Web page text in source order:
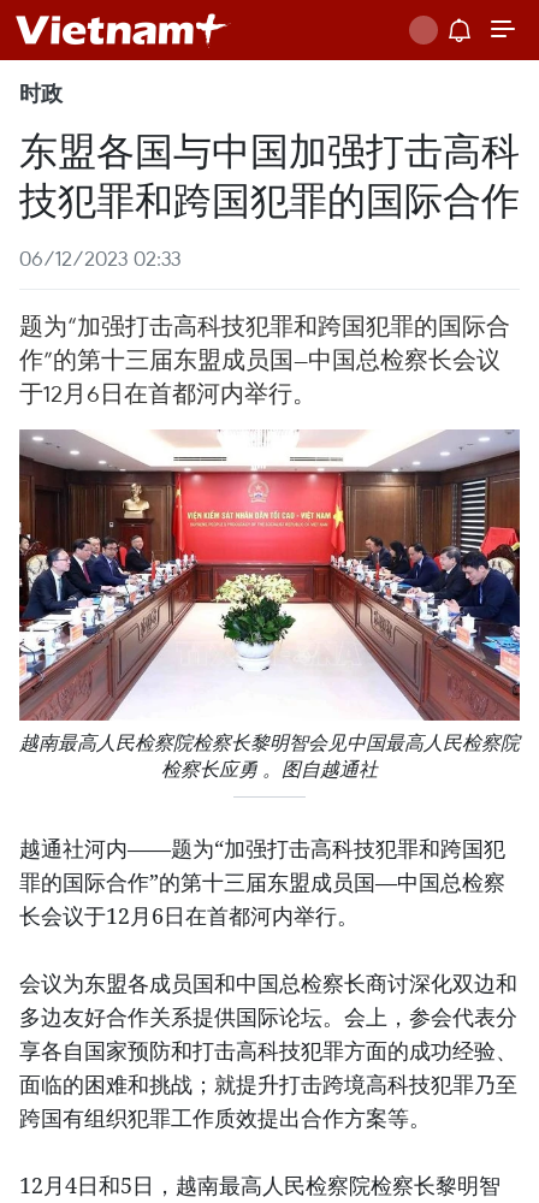
时政
东盟各国与中国加强打击高科
技犯罪和跨国犯罪的国际合作
06/12/2023 02:33
题为“加强打击高科技犯罪和跨国犯罪的国际合
作”的第十三届东盟成员国—中国总检察长会议
于12月6日在首都河内举行。
越南最高人民检察院检察长黎明智会见中国最高人民检察院
检察长应勇 。图自越通社
越通社河内——题为“加强打击高科技犯罪和跨国犯
罪的国际合作”的第十三届东盟成员国—中国总检察
长会议于12月6日在首都河内举行。
会议为东盟各成员国和中国总检察长商讨深化双边和
多边友好合作关系提供国际论坛。会上，参会代表分
享各自国家预防和打击高科技犯罪方面的成功经验、
面临的困难和挑战；就提升打击跨境高科技犯罪乃至
跨国有组织犯罪工作质效提出合作方案等。
12月4日和5日，越南最高人民检察院检察长黎明智